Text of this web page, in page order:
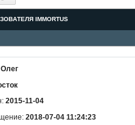
IMMORTUS
Олег
2015-11-04
2018-07-04 11:24:23